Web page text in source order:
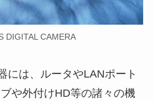
DIGITAL CAMERA
には、ルータやLANポート
や外付けHD等の諸々の機